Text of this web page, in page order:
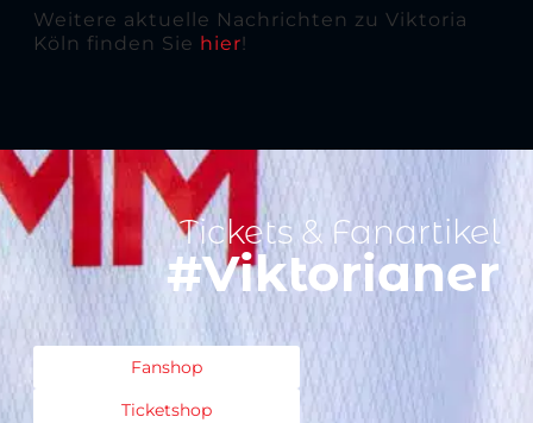
Weitere aktuelle Nachrichten zu Viktoria
Köln finden Sie hier!
Tickets & Fanartikel
#Viktorianer
Fanshop
Ticketshop